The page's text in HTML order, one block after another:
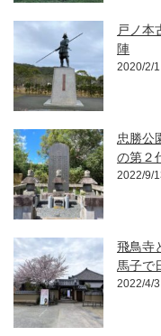
戸ノ本
陣
2020/2/1
忠勝公
の第２
2022/9/
飛鳥寺
馬子で
2022/4/3